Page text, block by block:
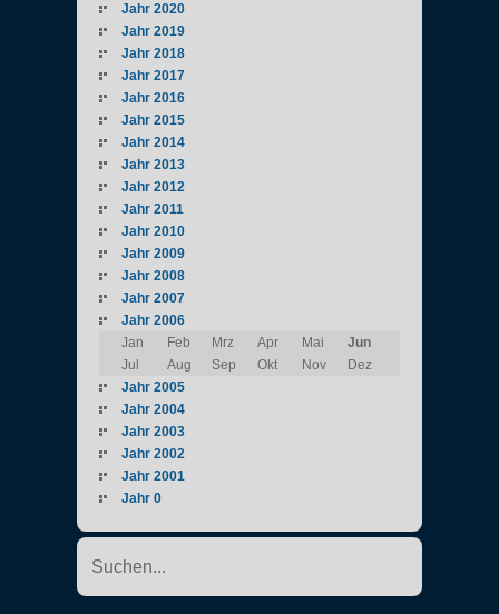
Jahr 2020
Jahr 2019
Jahr 2018
Jahr 2017
Jahr 2016
Jahr 2015
Jahr 2014
Jahr 2013
Jahr 2012
Jahr 2011
Jahr 2010
Jahr 2009
Jahr 2008
Jahr 2007
Jahr 2006
Jan
Feb Mrz Apr Mai
Jun
Jul
Aug Sep Okt Nov
Dez
Jahr 2005
Jahr 2004
Jahr 2003
Jahr 2002
Jahr 2001
Jahr 0